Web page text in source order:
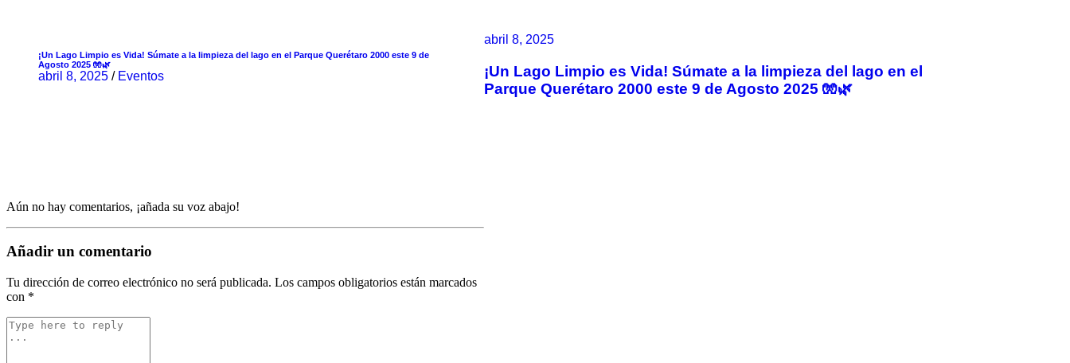
¡Un Lago Limpio es Vida! Súmate a la limpieza del lago en el Parque Querétaro 2000 este 9 de
Agosto 2025 🧤🌿
abril 8, 2025 / Eventos
Aún no hay comentarios, ¡añada su voz abajo!
Añadir un comentario
Tu dirección de correo electrónico no será publicada. Los campos obligatorios están marcados
con *
Comentario
*
abril 8, 2025
¡Un Lago Limpio es Vida! Súmate a la limpieza del lago en el
Parque Querétaro 2000 este 9 de Agosto 2025 🧤🌿